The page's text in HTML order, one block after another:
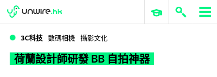
荷蘭設計師研發 BB 自拍神器
WWDC 2026 ERP 與商業 AI
3C科技 數碼相機 攝影文化
荷蘭設計師研發 BB 自拍神器